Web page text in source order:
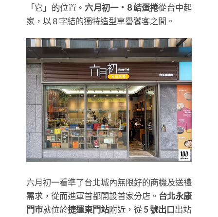
「它」的位置。 六月初一・8 結蛋捲從台中起
家，以 8 字結的獨特造型享譽饕客之間。
六月初一看準了台北城內無限好的商機及送禮
需求，從而進軍首都開設首家分店。 台北永康
門市就位於捷運東門站附近，從5 號出口出站